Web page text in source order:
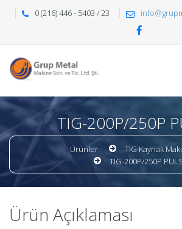
0 (216) 446 - 5403 / 23
TIG-200P/250P
Ürünler
TIG Kaynak
TIG-200P/250P
Ürün Açıklaması